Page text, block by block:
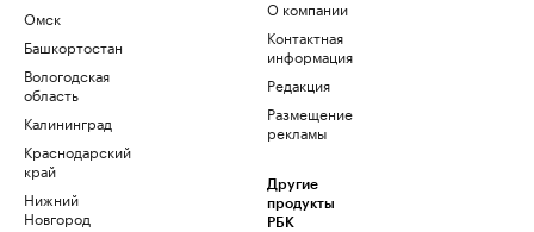
Омск
Башкортостан
Вологодская
область
Калининград
Краснодарский
край
Нижний
Новгород
О компании
Контактная
информация
Редакция
Размещение
рекламы
Другие
продукты
РБК